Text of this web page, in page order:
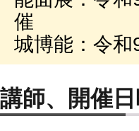
催
城博能：令
講師、開催